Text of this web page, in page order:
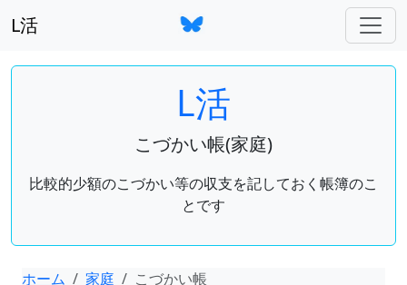
L活
L活
こづかい帳(家庭)
比較的少額のこづかい等の収支を記しておく帳簿のこ
とです
ホーム 家庭 こづかい帳